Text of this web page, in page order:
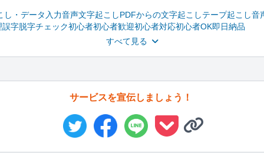
し・データ入力音声文字起こしPDFからの文字起こしテープ起こし音
誤字脱字チェック初心者初心者歓迎初心者対応初心者OK即日納品
すべて見る
サービスを宣伝しましょう！